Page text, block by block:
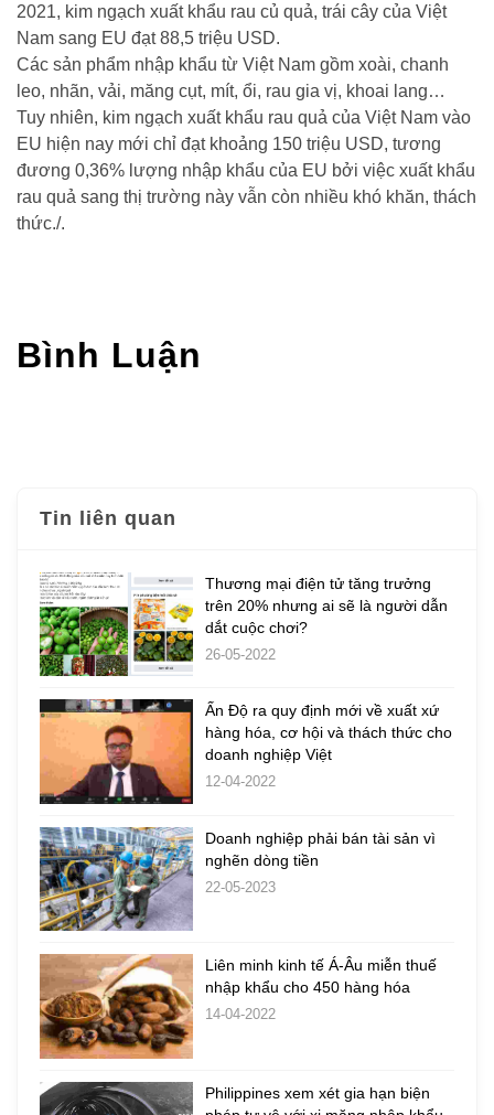
2021, kim ngạch xuất khẩu rau củ quả, trái cây của Việt
Nam sang EU đạt 88,5 triệu USD.
Các sản phẩm nhập khẩu từ Việt Nam gồm xoài, chanh
leo, nhãn, vải, măng cụt, mít, ổi, rau gia vị, khoai lang…
Tuy nhiên, kim ngạch xuất khẩu rau quả của Việt Nam vào
EU hiện nay mới chỉ đạt khoảng 150 triệu USD, tương
đương 0,36% lượng nhập khẩu của EU bởi việc xuất khẩu
rau quả sang thị trường này vẫn còn nhiều khó khăn, thách
thức./.
Bình Luận
Tin liên quan
Thương mại điện tử tăng trưởng
trên 20% nhưng ai sẽ là người dẫn
dắt cuộc chơi?
26-05-2022
Ấn Độ ra quy định mới về xuất xứ
hàng hóa, cơ hội và thách thức cho
doanh nghiệp Việt
12-04-2022
Doanh nghiệp phải bán tài sản vì
nghẽn dòng tiền
22-05-2023
Liên minh kinh tế Á-Âu miễn thuế
nhập khẩu cho 450 hàng hóa
14-04-2022
Philippines xem xét gia hạn biện